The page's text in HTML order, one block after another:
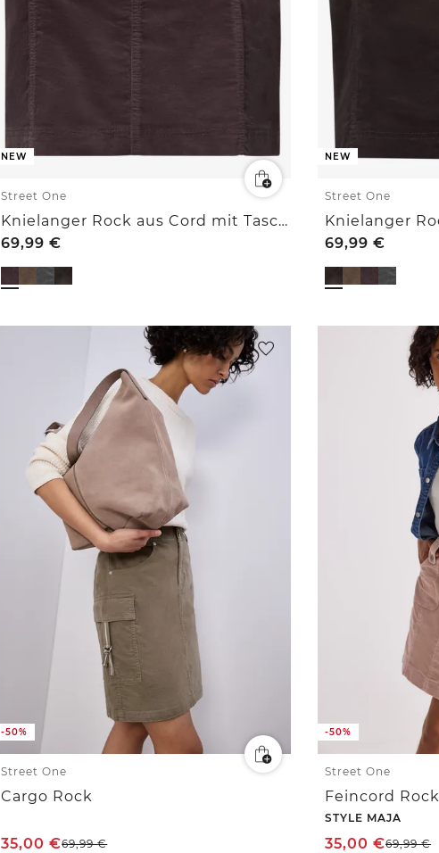
NEW
Street One
Knielanger Rock aus Cord mit Taschen
69,99€
NEW
Street One
69,99€
-50%
Street One
Cargo Rock
35,00€69,99€
-50%
Street One
Feincord Rock
STYLE MAJA
35,00€69,99€